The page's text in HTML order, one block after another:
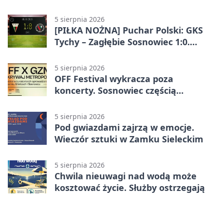
5 sierpnia 2026
[PIŁKA NOŻNA] Puchar Polski: GKS
Tychy – Zagłębie Sosnowiec 1:0.
przed przerwą
5 sierpnia 2026
OFF Festival wykracza poza
koncerty. Sosnowiec częścią
5 sierpnia 2026
Pod gwiazdami zajrzą w emocje.
Wieczór sztuki w Zamku Sieleckim
5 sierpnia 2026
Chwila nieuwagi nad wodą może
kosztować życie. Służby ostrzegają